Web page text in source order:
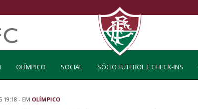
OLÍMPICO SOCIAL SÓCIO FUTEBOL E CHECK-INS
19:18 - EM OLÍMPICO